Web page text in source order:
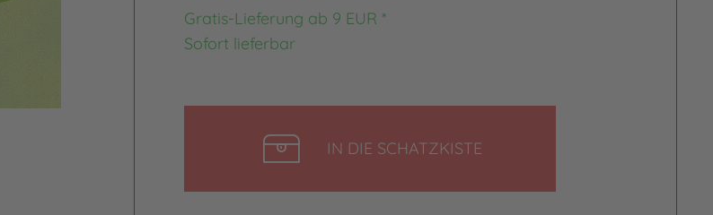
Gratis-Lieferung ab 9 EUR *
Sofort lieferbar
IN DIE SCHATZKISTE